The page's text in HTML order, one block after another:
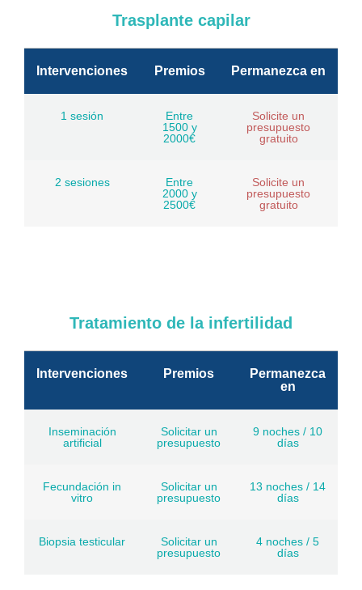
Trasplante capilar
Intervenciones Premios Permanezca en
1 sesión
Entre
1500 y
2000€
Solicite un
presupuesto
gratuito
2 sesiones
Entre
2000 y
2500€
Solicite un
presupuesto
gratuito
Tratamiento de la infertilidad
Intervenciones Premios
Permanezca
en
Inseminación
artificial
Solicitar un
presupuesto
9 noches / 10
días
Fecundación in
vitro
Solicitar un
presupuesto
13 noches / 14
días
Biopsia testicular
Solicitar un
presupuesto
4 noches / 5
días